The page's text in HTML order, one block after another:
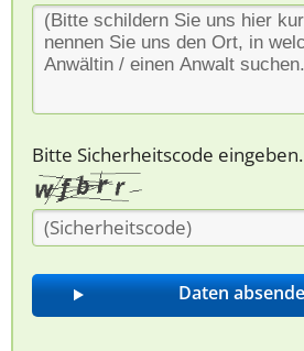
Bitte Sicherheitscode eingeben.